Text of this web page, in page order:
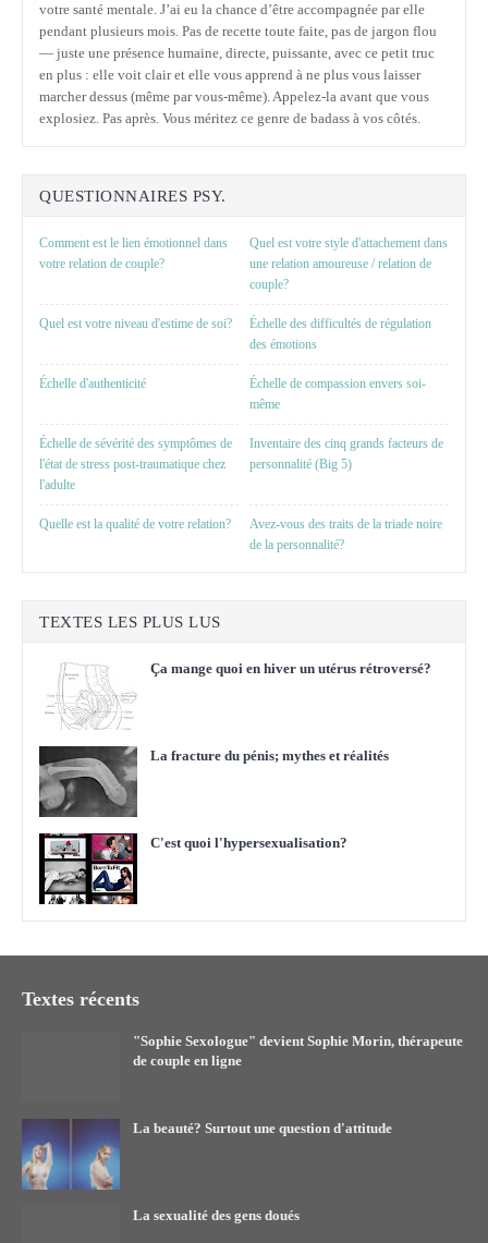
votre santé mentale. J’ai eu la chance d’être accompagnée par elle
pendant plusieurs mois. Pas de recette toute faite, pas de jargon flou
— juste une présence humaine, directe, puissante, avec ce petit truc
en plus : elle voit clair et elle vous apprend à ne plus vous laisser
marcher dessus (même par vous-même). Appelez-la avant que vous
explosiez. Pas après. Vous méritez ce genre de badass à vos côtés.
QUESTIONNAIRES PSY.
Comment est le lien émotionnel dans
votre relation de couple?
Quel est votre style d'attachement dans
une relation amoureuse / relation de
couple?
Quel est votre niveau d'estime de soi?
Échelle des difficultés de régulation
des émotions
Échelle d'authenticité
Échelle de compassion envers soi-
même
Échelle de sévérité des symptômes de
l'état de stress post-traumatique chez
l'adulte
Inventaire des cinq grands facteurs de
personnalité (Big 5)
Quelle est la qualité de votre relation?
Avez-vous des traits de la triade noire
de la personnalité?
TEXTES LES PLUS LUS
Ça mange quoi en hiver un utérus rétroversé?
La fracture du pénis; mythes et réalités
C'est quoi l'hypersexualisation?
Textes récents
"Sophie Sexologue" devient Sophie Morin, thérapeute
de couple en ligne
La beauté? Surtout une question d'attitude
La sexualité des gens doués